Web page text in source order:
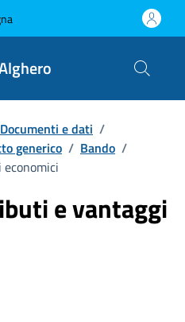
Documenti e dati /
generico / Bando /
e vantaggi